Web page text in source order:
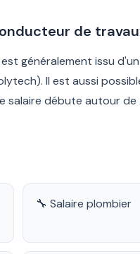
de
généralement issu d'un
Il est aussi
salaire débute autour
🔧 Salaire plombier